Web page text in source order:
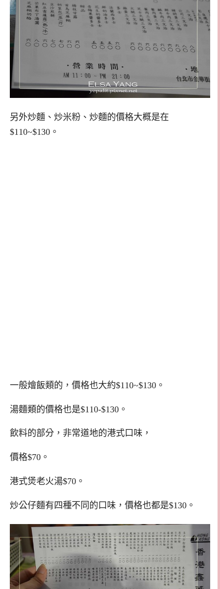
另外炒麵、炒米粉、炒麵的價格大概是在
$110~$130。
一般燴飯類的，價格也大約$110~$130。
湯麵類的價格也是$110-$130。
飲料的部分，非常道地的港式口味，
價格$70。
港式煲老火湯$70。
炒公仔麵有四種不同的口味，價格也都是$130。